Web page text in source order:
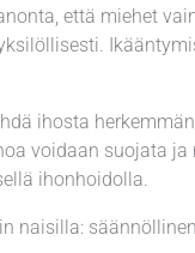
että miehet
ihosta
voidaan suojata
ihonhoidolla.
naisilla: